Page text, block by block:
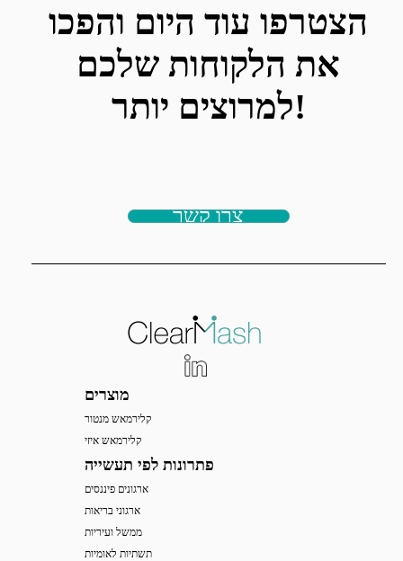
הצטרפו עוד היום והפכו
את הלקוחות שלכם
למרוצים יותר!
צרו קשר
מוצרים
קלירמאש מנטור
קלירמאש איזי
פתרונות לפי תעשייה
ארגונים פיננסים
ארגוני בריאות
ממשל ועיריות
תשתיות לאומיות